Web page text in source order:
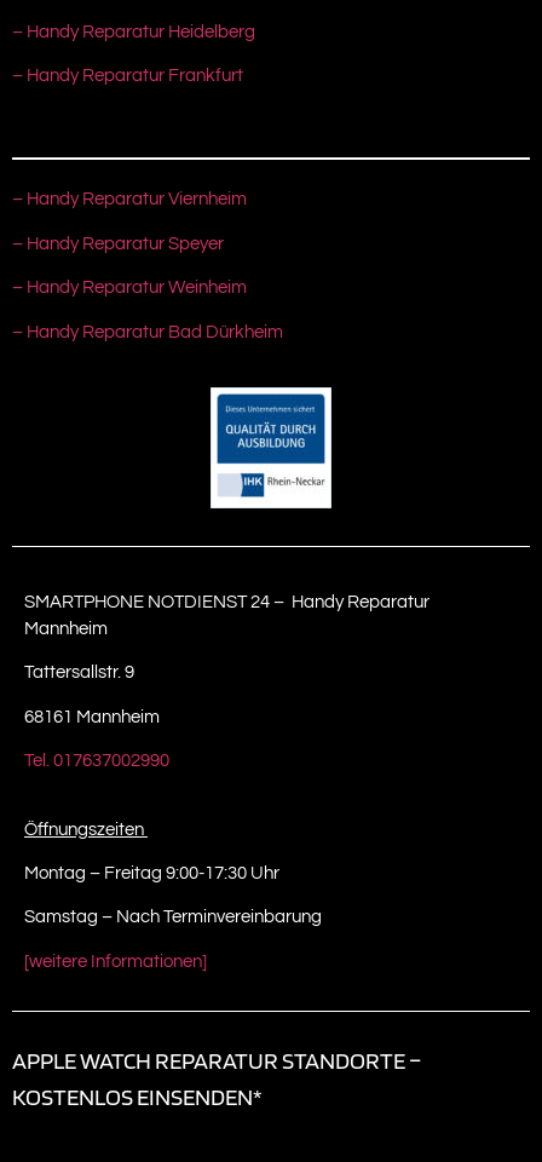
– Handy Reparatur Heidelberg
– Handy Reparatur Frankfurt
– Handy Reparatur Viernheim
– Handy Reparatur Speyer
– Handy Reparatur Weinheim
– Handy Reparatur Bad Dürkheim
SMARTPHONE NOTDIENST 24 – Handy Reparatur
Mannheim
Tattersallstr. 9
68161 Mannheim
Tel. 017637002990
Öffnungszeiten
Montag – Freitag 9:00-17:30 Uhr
Samstag – Nach Terminvereinbarung
[weitere Informationen]
APPLE WATCH REPARATUR STANDORTE –
KOSTENLOS EINSENDEN*